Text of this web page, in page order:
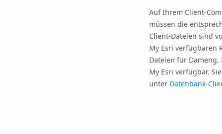
Auf Ihrem Client-
müssen die
Client-Dateien sind
My Esri verfügbaren
Dateien für Dameng,
My Esri verfügbar.
unter Datenbank-